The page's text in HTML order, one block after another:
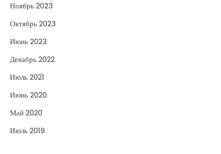
Ноябрь 2023
Октябрь 2023
Июнь 2023
Декабрь 2022
Июль 2021
Июнь 2020
Май 2020
Июль 2019